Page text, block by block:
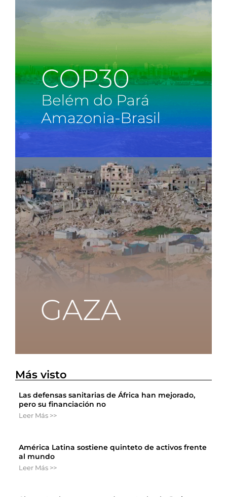
Más visto
Las defensas sanitarias de África han mejorado,
pero su financiación no
Leer Más >>
América Latina sostiene quinteto de activos frente
al mundo
Leer Más >>